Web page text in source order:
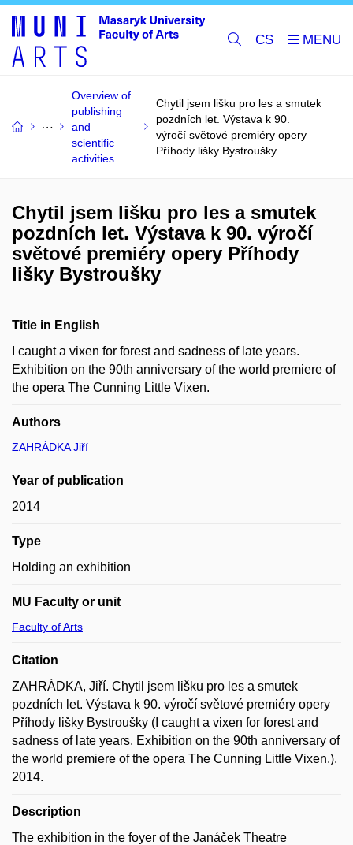
CS
Overview of
publishing
and
scientific
activities
Chytil jsem lišku pro les a smutek
pozdních let. Výstava k 90.
výročí světové premiéry opery
Příhody lišky Bystroušky
Chytil jsem lišku pro les a smutek
pozdních let. Výstava k 90. výročí
světové premiéry opery Příhody
lišky Bystroušky
Title in English
I caught a vixen for forest and sadness of late years.
Exhibition on the 90th anniversary of the world premiere of
the opera The Cunning Little Vixen.
Authors
ZAHRÁDKA Jiří
Year of publication
2014
Type
Holding an exhibition
MU Faculty or unit
Faculty of Arts
Citation
ZAHRÁDKA, Jiří. Chytil jsem lišku pro les a smutek
pozdních let. Výstava k 90. výročí světové premiéry opery
Příhody lišky Bystroušky (I caught a vixen for forest and
sadness of late years. Exhibition on the 90th anniversary of
the world premiere of the opera The Cunning Little Vixen.).
2014.
Description
The exhibition in the foyer of the Janáček Theatre